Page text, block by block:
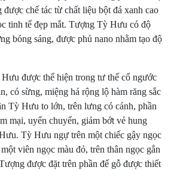
chế tác từ chất liệu bột đá xanh cao
tinh tế đẹp mắt. Tượng Tỳ Hưu có độ
bóng sáng, được phủ nano nhằm tạo độ
được thể hiện trong tư thế cổ ngước
có sừng, miệng há rộng lộ hàm răng sắc
Tỳ Hưu to lớn, trên lưng có cánh, phần
mại, uyển chuyển, giảm bớt vẻ hung
Tỳ Hưu ngự trên một chiếc gậy ngọc
viên ngọc màu đỏ, trên thân ngọc gắn
được đặt trên phần đế gỗ được thiết